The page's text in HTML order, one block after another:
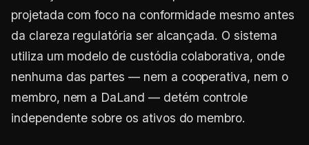
projetada com foco na conformidade mesmo antes
da clareza regulatória ser alcançada. O sistema
utiliza um modelo de custódia colaborativa, onde
nenhuma das partes — nem a cooperativa, nem o
membro, nem a DaLand — detém controle
independente sobre os ativos do membro.